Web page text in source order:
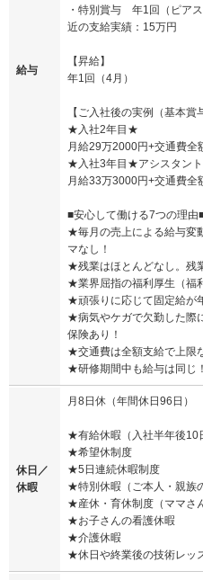
給与
・特別賞与 年1回（ピア
近の支給実績：15万円
【昇給】
年1回（4月）
【ご入社後の実例（基本賞
★入社2年目★
月給29万2000円+交通費全
★入社3年目★アシスタント
月給33万3000円+交通費全
■安心して働ける7つの理
★毎月の売上による給与変
マなし！
★残業はほとんどなし。残
★業界屈指の福利厚生（福
★頑張りに応じて固定給が
★病気やケガで欠勤した際
保険あり！
★交通費は全額支給で上限
★研修期間中も給与は同じ！
休日／
休暇
月8日休（年間休日96日）
★有給休暇（入社半年後10
★希望休制度
★5日連続休暇制度
★特別休暇（ご本人・親族
★産休・育休制度（ママさ
★お子さんの看護休暇
★介護休暇
★休日や終業後の技術レッ